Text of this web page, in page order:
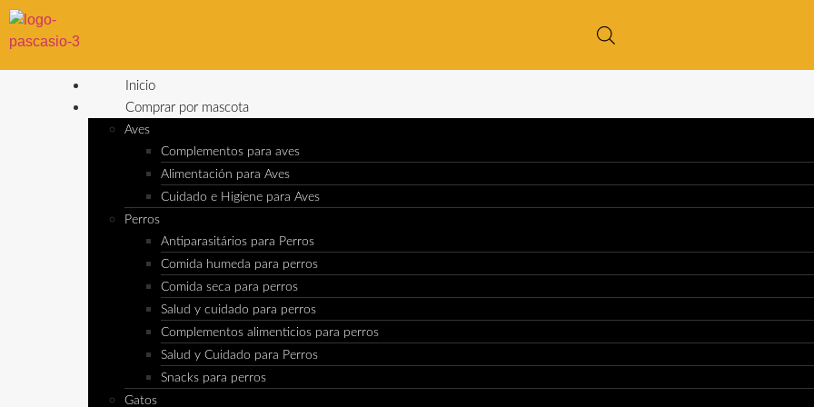
Inicio
Comprar por mascota
Aves
Complementos para aves
Alimentación para Aves
Cuidado e Higiene para Aves
Perros
Antiparasitários para Perros
Comida humeda para perros
Comida seca para perros
Salud y cuidado para perros
Complementos alimenticios para perros
Salud y Cuidado para Perros
Snacks para perros
Gatos